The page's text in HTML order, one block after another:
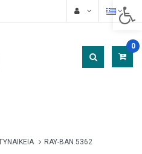
0
ΓΥΝΑΙΚΕΙΑ RAY-BAN 5362